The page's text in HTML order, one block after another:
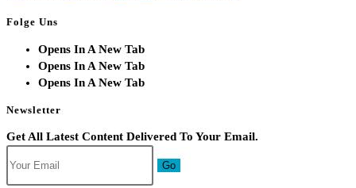
Folge Uns
Opens In A New Tab
Opens In A New Tab
Opens In A New Tab
Newsletter
Get All Latest Content Delivered To Your Email.
Go